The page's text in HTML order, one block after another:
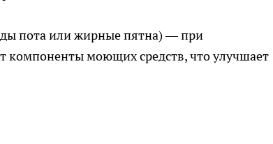
пота или жирные пятна) — при
компоненты моющих средств, что улучшает